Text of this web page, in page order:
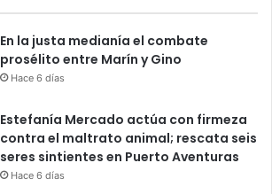
En la justa medianía el combate
prosélito entre Marín y Gino
Hace 6 días
Estefanía Mercado actúa con firmeza
contra el maltrato animal; rescata seis
seres sintientes en Puerto Aventuras
Hace 6 días